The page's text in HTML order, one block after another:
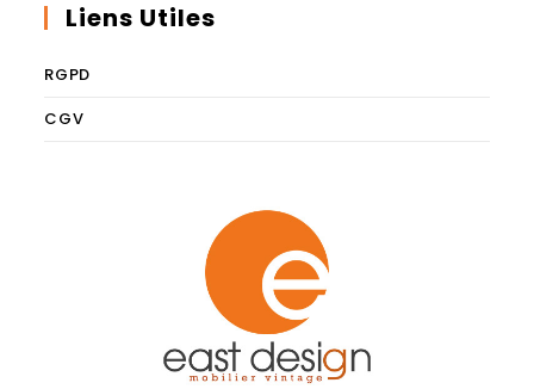
Liens Utiles
RGPD
CGV